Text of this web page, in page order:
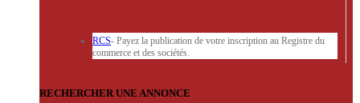
RCS- Payez la publication de votre inscription au Registre du
commerce et des sociétés.
RECHERCHER UNE ANNONCE